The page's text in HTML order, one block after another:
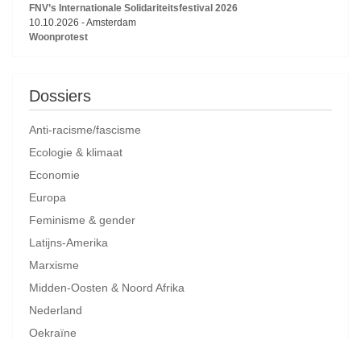
FNV’s Internationale Solidariteitsfestival 2026
10.10.2026 -Amsterdam
Woonprotest
Dossiers
Anti-racisme/fascisme
Ecologie & klimaat
Economie
Europa
Feminisme & gender
Latijns-Amerika
Marxisme
Midden-Oosten & Noord Afrika
Nederland
Oekraïne